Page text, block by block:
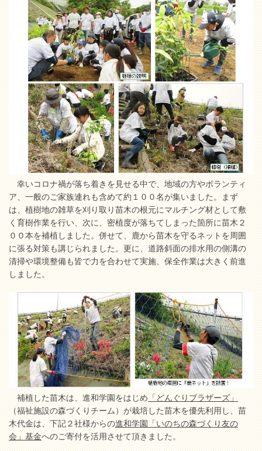
幸いコロナ禍が落ち着きを見せる中で、地域の方やボランティ
ア、一般のご家族連れも含めて約１００名が集いました。まず
は、植樹地の雑草を刈り取り苗木の根元にマルチング材として敷
く育樹作業を行い、次に、密植度が落ちてしまった箇所に苗木２
００本を補植しました。併せて、鹿から苗木を守るネットを周囲
に張る対策も講じられました。更に、道路斜面の排水用の側溝の
清掃や環境整備も皆で力を合わせて実施、保全作業は大きく前進
しました。
補植した苗木は、進和学園をはじめ「どんぐりブラザーズ」
（福祉施設の森づくりチーム）が栽培した苗木を優先利用し、苗
木代金は、下記２社様からの進和学園「いのちの森づくり友の
会」基金へのご寄付を活用させて頂きました。